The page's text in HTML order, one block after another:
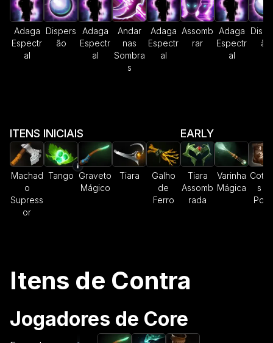
Adaga
Espectr
al
Dispers
ão
Adaga
Espectr
al
Andar
nas
Sombra
s
Adaga
Espectr
al
Assomb
rar
Adaga
Espectr
al
ão
ITENS INICIAIS
Machad
o
Supress
or
Tango Graveto
Mágico
Tiara
Galho
de
Ferro
EARLY
Tiara
Assomb
rada
Varinha
Mágica
s
Itens de Contra
Jogadores de Core